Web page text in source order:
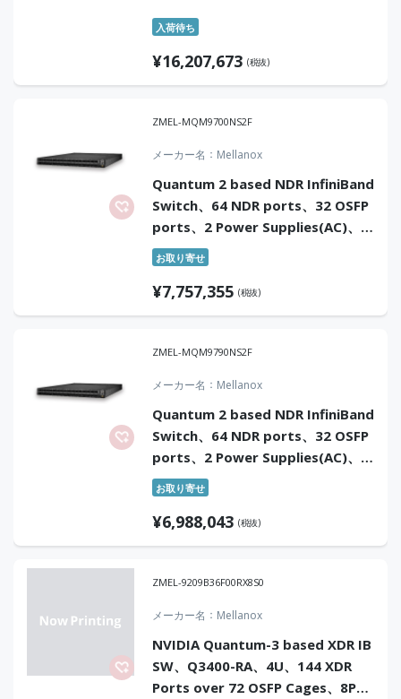
入荷待ち
¥16,207,673 (税抜)
ZMEL-MQM9700NS2F
メーカー名 Mellanox
Quantum 2 based NDR InfiniBand
Switch、64 NDR ports、32 OSFP
ports、2 Power Supplies(AC)、
Standard depth、Managed、
P2C airflow、Rail Kit
お取り寄せ
¥7,757,355 (税抜)
ZMEL-MQM9790NS2F
メーカー名 Mellanox
Quantum 2 based NDR InfiniBand
Switch、64 NDR ports、32 OSFP
ports、2 Power Supplies(AC)、
Standard depth、Unmanaged、
P2C airflow、Rail K it
お取り寄せ
¥6,988,043 (税抜)
ZMEL-9209B36F00RX8S0
メーカー名 Mellanox
NVIDIA Quantum-3 based XDR IB
SW、Q3400-RA、4U、144 XDR
Ports over 72 OSFP Cages、8PS